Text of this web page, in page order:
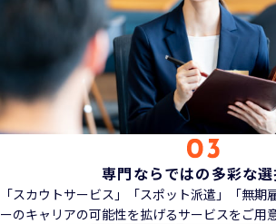
専門ならではの多彩な
「スカウトサービス」「スポット派遣」「無期
ーのキャリアの可能性を拡げるサービスをご用